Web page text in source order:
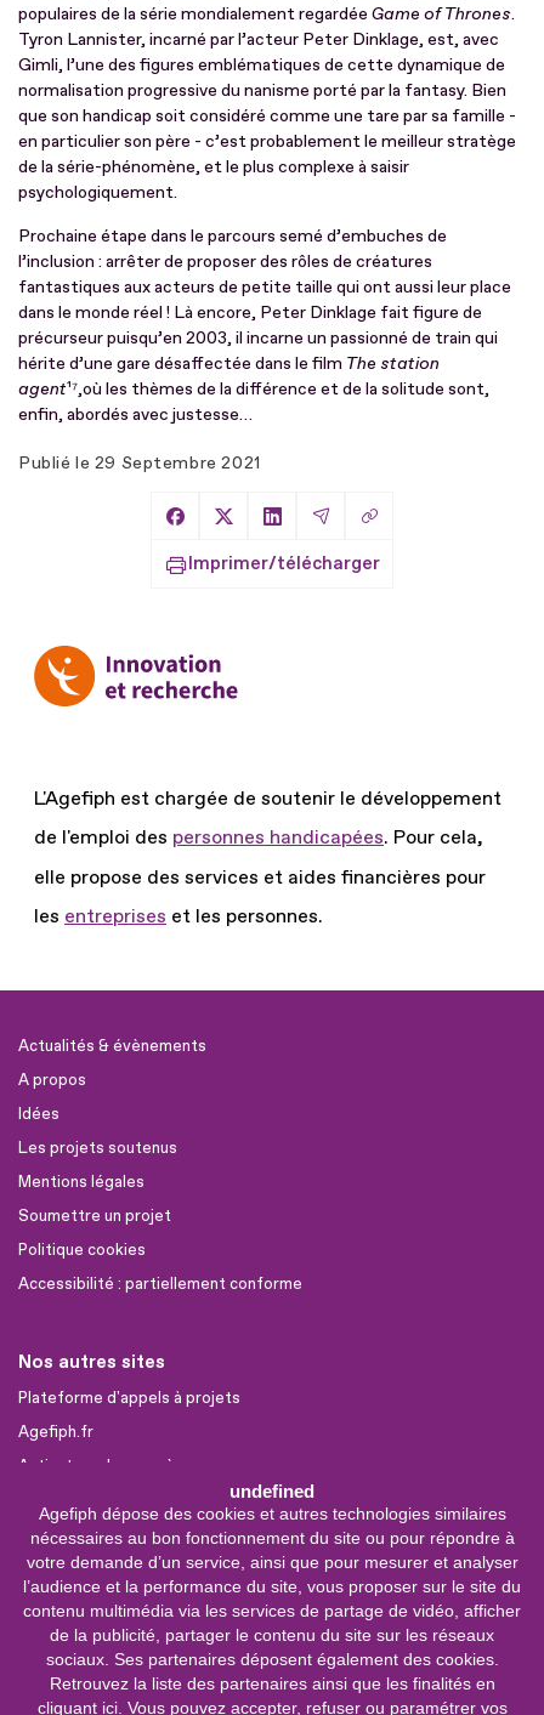
undefined
Agefiph dépose des cookies et autres technologies similaires
nécessaires au bon fonctionnement du site ou pour répondre à
votre demande d’un service, ainsi que pour mesurer et analyser
l’audience et la performance du site, vous proposer sur le site du
contenu multimédia via les services de partage de vidéo, afficher
de la publicité, partager le contenu du site sur les réseaux
sociaux. Ses partenaires déposent également des cookies.
Retrouvez la liste des partenaires ainsi que les finalités en
cliquant ici. Vous pouvez accepter, refuser ou paramétrer vos
populaires de la série mondialement regardée Game of Thrones.
Tyron Lannister, incarné par l’acteur Peter Dinklage, est, avec
Gimli, l’une des figures emblématiques de cette dynamique de
normalisation progressive du nanisme porté par la fantasy. Bien
que son handicap soit considéré comme une tare par sa famille -
en particulier son père - c’est probablement le meilleur stratège
de la série-phénomène, et le plus complexe à saisir
psychologiquement.
Prochaine étape dans le parcours semé d’embuches de
l’inclusion : arrêter de proposer des rôles de créatures
fantastiques aux acteurs de petite taille qui ont aussi leur place
dans le monde réel ! Là encore, Peter Dinklage fait figure de
précurseur puisqu’en 2003, il incarne un passionné de train qui
hérite d’une gare désaffectée dans le film The station
agent¹⁷,où les thèmes de la différence et de la solitude sont,
enfin, abordés avec justesse…
Publié le 29 Septembre 2021
Partager sur Facebook
Partager sur X
Partager sur LinkedIn
Partager par Email
Copier le lien
Imprimer/télécharger
L'Agefiph est chargée de soutenir le développement
de l'emploi des personnes handicapées. Pour cela,
elle propose des services et aides financières pour
les entreprises et les personnes.
Actualités & évènements
A propos
Idées
Les projets soutenus
Mentions légales
Soumettre un projet
Politique cookies
Accessibilité : partiellement conforme
Nos autres sites
Plateforme d'appels à projets
Agefiph.fr
Activateur de progrès
Sites partenaires
FIRAH
CNSA
FIPHFP
Mon parcours
Handicap